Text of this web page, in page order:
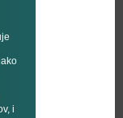
i